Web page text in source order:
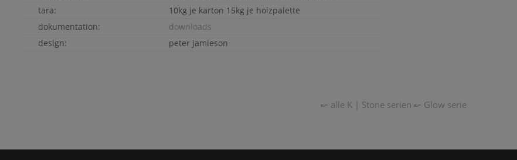
tara:
10kg je karton 15kg je holzpalette
dokumentation:
downloads
design:
peter jamieson
↜ alle K | Stone serien ↜ Glow serie